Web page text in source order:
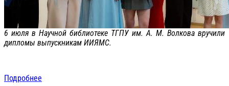
6 июля в Научной библиотеке ТГПУ им. А. М. Волкова вручили
дипломы выпускникам ИИЯМС.
Подробнее